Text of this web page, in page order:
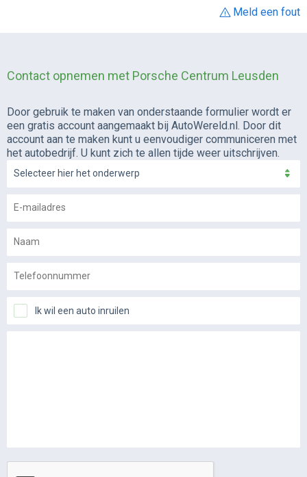
Meld een fout
Contact opnemen met Porsche Centrum Leusden
Door gebruik te maken van onderstaande formulier wordt er
een gratis account aangemaakt bij AutoWereld.nl. Door dit
account aan te maken kunt u eenvoudiger communiceren met
het autobedrijf. U kunt zich te allen tijde weer uitschrijven.
Selecteer hier het onderwerp
Ik wil een auto inruilen